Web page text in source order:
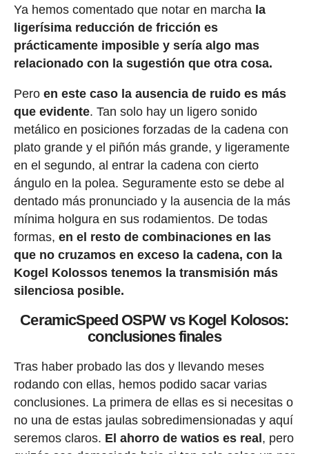
Ya hemos comentado que notar en marcha la
ligerísima reducción de fricción es
prácticamente imposible y sería algo mas
relacionado con la sugestión que otra cosa.
Pero en este caso la ausencia de ruido es más
que evidente. Tan solo hay un ligero sonido
metálico en posiciones forzadas de la cadena con
plato grande y el piñón más grande, y ligeramente
en el segundo, al entrar la cadena con cierto
ángulo en la polea. Seguramente esto se debe al
dentado más pronunciado y la ausencia de la más
mínima holgura en sus rodamientos. De todas
formas, en el resto de combinaciones en las
que no cruzamos en exceso la cadena, con la
Kogel Kolossos tenemos la transmisión más
silenciosa posible.
CeramicSpeed OSPW vs Kogel Kolosos:
conclusiones finales
Tras haber probado las dos y llevando meses
rodando con ellas, hemos podido sacar varias
conclusiones. La primera de ellas es si necesitas o
no una de estas jaulas sobredimensionadas y aquí
seremos claros. El ahorro de watios es real, pero